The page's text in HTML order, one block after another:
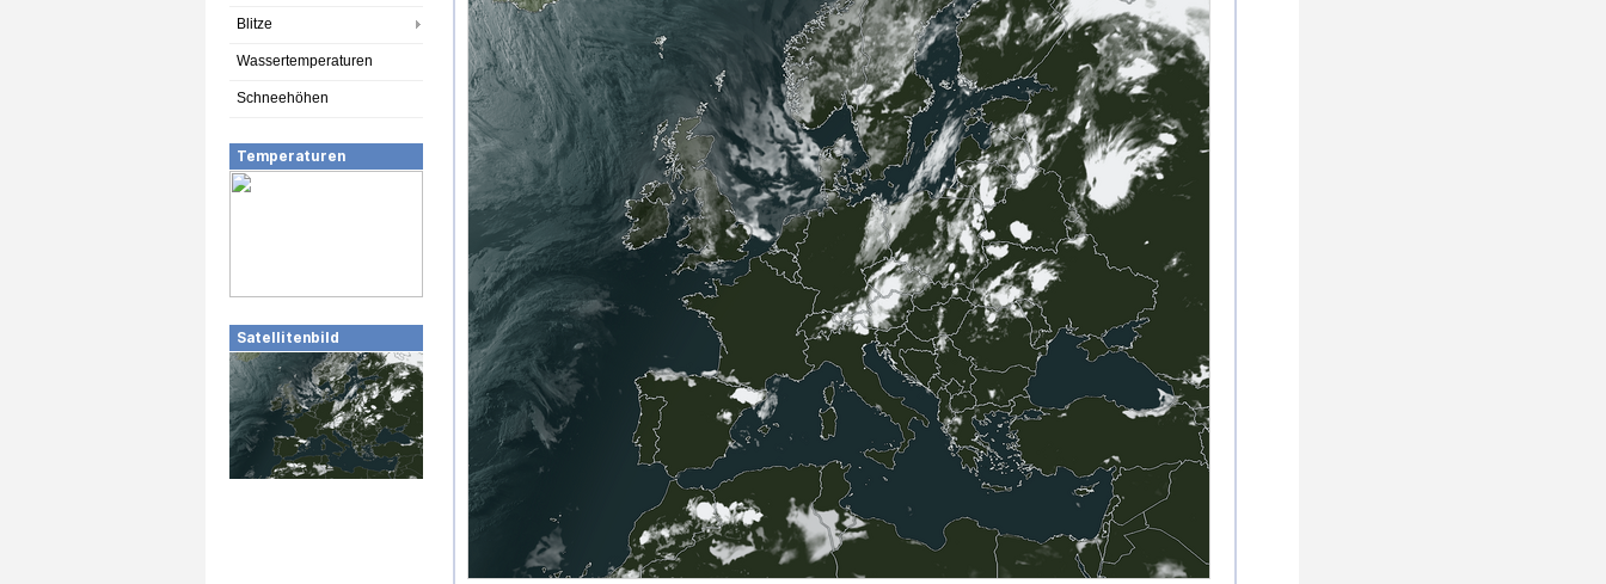
Blitze
Wassertemperaturen
Schneehöhen
Temperaturen
Satellitenbild